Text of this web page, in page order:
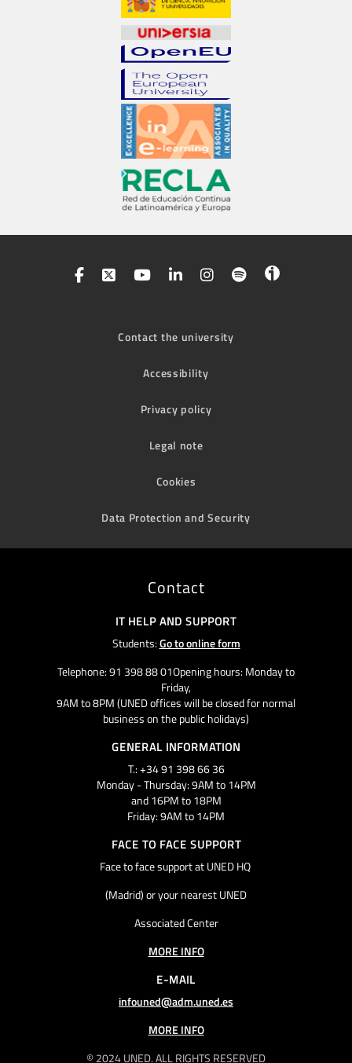
Contact the university
Accessibility
Privacy policy
Legal note
Cookies
Data Protection and Security
© 2024 UNED. ALL RIGHTS RESERVED
Contact
IT HELP AND SUPPORT
Students:Go to online form
Telephone: 91 398 88 01Opening hours: Monday to
Friday,
9AM to 8PM (UNED offices will be closed for normal
business on the public holidays)
GENERAL INFORMATION
T.: +34 91 398 66 36
Monday - Thursday: 9AM to 14PM
and 16PM to 18PM
Friday: 9AM to 14PM
FACE TO FACE SUPPORT
Face to face support at UNED HQ
(Madrid) or your nearest UNED
Associated Center
MORE INFO
E-MAIL
infouned@adm.uned.es
MORE INFO